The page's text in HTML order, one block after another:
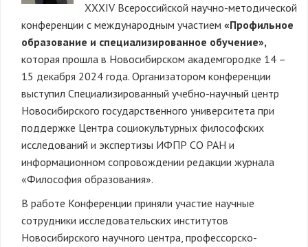
XXXIV Всероссийской научно-методической
конференции с международным участием «Профильное
образование и специализированное обучение»,
которая прошла в Новосибирском академгородке 14 –
15 декабря 2024 года. Организатором конференции
выступил Специализированный учебно-научный центр
Новосибирского государственного университета при
поддержке Центра социокультурных философских
исследований и экспертизы ИФПР СО РАН и
информационном сопровождении редакции журнала
«Философия образования».
В работе Конференции приняли участие научные
сотрудники исследовательских институтов
Новосибирского научного центра, профессорско-